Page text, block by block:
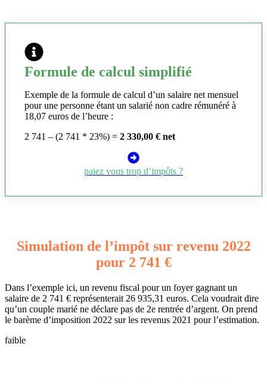
Formule de calcul simplifié
Exemple de la formule de calcul d’un salaire net mensuel
pour une personne étant un salarié non cadre rémunéré à
18,07 euros de l’heure :
2 741 – (2 741 * 23%) = 2 330,00 € net
paiez vous trop d’impôts ?
Simulation de l’impôt sur revenu 2022
pour 2 741 €
Dans l’exemple ici, un revenu fiscal pour un foyer gagnant un
salaire de 2 741 € représenterait 26 935,31 euros. Cela voudrait dire
qu’un couple marié ne déclare pas de 2e rentrée d’argent. On prend
le barème d’imposition 2022 sur les revenus 2021 pour l’estimation.
faible